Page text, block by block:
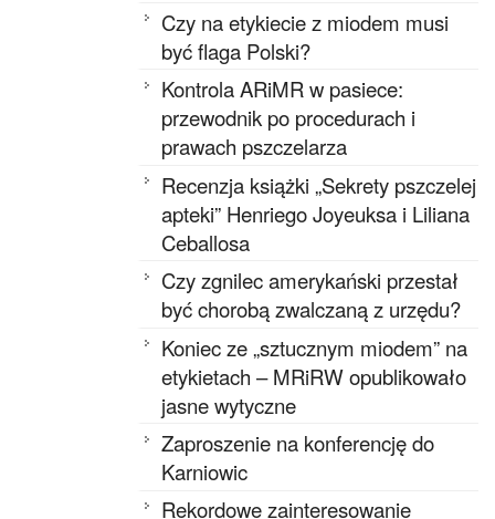
Czy na etykiecie z miodem musi
być flaga Polski?
Kontrola ARiMR w pasiece:
przewodnik po procedurach i
prawach pszczelarza
Recenzja książki „Sekrety pszczelej
apteki” Henriego Joyeuksa i Liliana
Ceballosa
Czy zgnilec amerykański przestał
być chorobą zwalczaną z urzędu?
Koniec ze „sztucznym miodem” na
etykietach – MRiRW opublikowało
jasne wytyczne
Zaproszenie na konferencję do
Karniowic
Rekordowe zainteresowanie